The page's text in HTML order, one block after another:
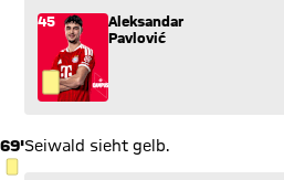
45
Aleksandar
Pavlović
69'
GELBE KARTE
Seiwald sieht gelb.